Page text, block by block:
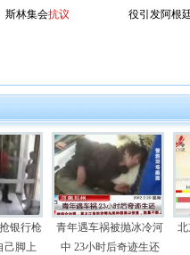
斯林集会抗议
役引发阿根
银行枪
己脚上
青年遇车祸被抛冰冷河
中 23小时后奇迹生还